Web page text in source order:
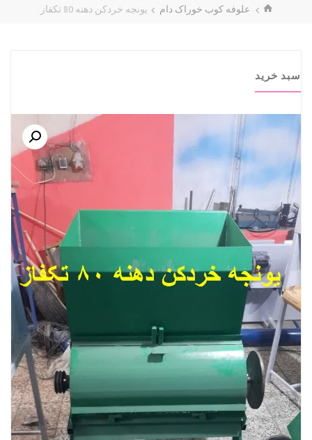
خانهعلوفه کوب خوراک دام یونجه خردکن دهنه 80 تکفاز
سبد خرید